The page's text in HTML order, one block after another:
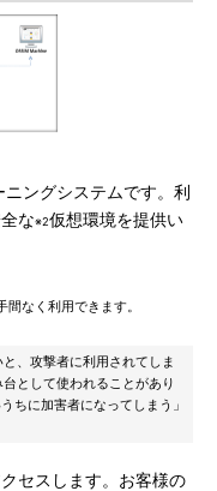
ングシステムです。利
な※2仮想環境を提供い
なく利用できます。
、攻撃者に利用されてしま
として使われることがあり
ちに加害者になってしまう」
セスします。お客様の